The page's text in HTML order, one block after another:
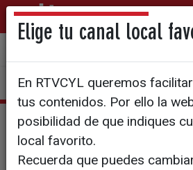
Galería de
Elige tu canal local
En RTVCYL queremos
tus contenidos. Por ello la
posibilidad de que indiques
local favorito.
Recuerda que puedes